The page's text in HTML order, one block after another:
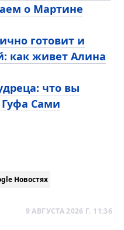
о Мартине
готовит и
как живет Алина
что вы
Сами
Новостях
9 АВГУСТА 2026 Г. 11:36